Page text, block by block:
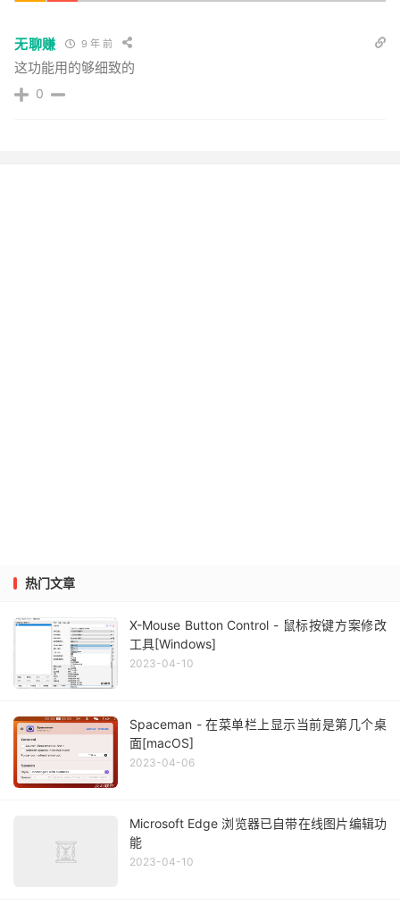
无聊赚 9 年 前
这功能用的够细致的
0
热门文章
X-Mouse Button Control - 鼠标按键方案修改
工具[Windows]
2023-04-10
Spaceman - 在菜单栏上显示当前是第几个桌
面[macOS]
2023-04-06
Microsoft Edge 浏览器已自带在线图片编辑功
能
2023-04-10